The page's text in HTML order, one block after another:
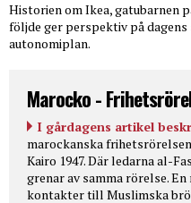
Historien om Ikea, gatubarnen
följde ger perspektiv på
autonomiplan.
Marocko -
I gårdagens artikel
marockanska
Kairo 1947. Där ledarna al-
grenar av samma rörelse.
kontakter till Muslimska